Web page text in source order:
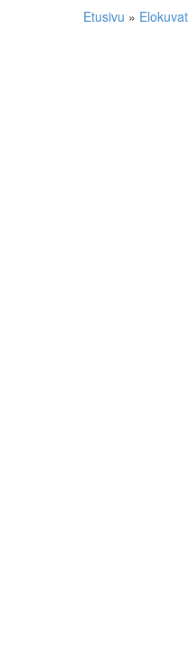
Etusivu » Elokuvat